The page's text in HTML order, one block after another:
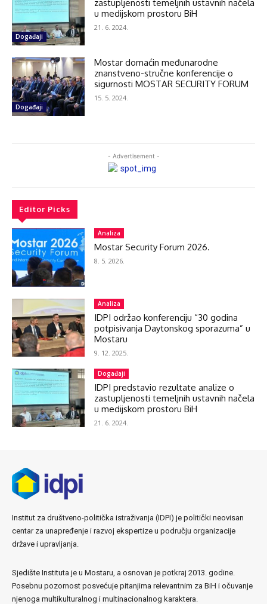
Događaji
zastupljenosti temeljnih ustavnih načela
u medijskom prostoru BiH
21. 6. 2024.
Događaji
Mostar domaćin međunarodne
znanstveno-stručne konferencije o
sigurnosti MOSTAR SECURITY FORUM
15. 5. 2024.
- Advertisement -
Editor Picks
Analiza
Mostar Security Forum 2026.
8. 5. 2026.
Analiza
IDPI održao konferenciju “30 godina
potpisivanja Daytonskog sporazuma” u
Mostaru
9. 12. 2025.
Događaji
IDPI predstavio rezultate analize o
zastupljenosti temeljnih ustavnih načela
u medijskom prostoru BiH
21. 6. 2024.
Institut za društveno-politička istraživanja (IDPI) je politički neovisan
centar za unapređenje i razvoj ekspertize u području organizacije
države i upravljanja.
Sjedište Instituta je u Mostaru, a osnovan je potkraj 2013. godine.
Posebnu pozornost posvećuje pitanjima relevantnim za BiH i očuvanje
njenoga multikulturalnog i multinacionalnog karaktera.